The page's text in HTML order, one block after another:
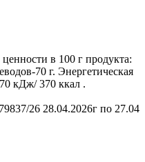
в 100 г продукта:
70 г. Энергетическая
кДж/ 370 ккал .
26 28.04.2026г по 27.04